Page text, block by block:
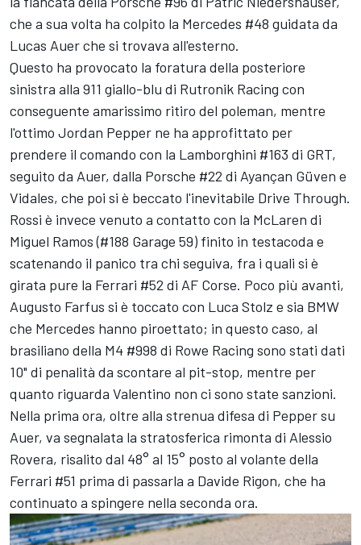
che a sua volta ha colpito la Mercedes #48 guidata da
Lucas Auer che si trovava all'esterno.
Questo ha provocato la foratura della posteriore
sinistra alla 911 giallo-blu di Rutronik Racing con
conseguente amarissimo ritiro del poleman, mentre
l'ottimo Jordan Pepper ne ha approfittato per
prendere il comando con la Lamborghini #163 di GRT,
seguito da Auer, dalla Porsche #22 di Ayançan Güven e
Vidales, che poi si è beccato l'inevitabile Drive Through.
Rossi è invece venuto a contatto con la McLaren di
Miguel Ramos (#188 Garage 59) finito in testacoda e
scatenando il panico tra chi seguiva, fra i quali si è
girata pure la Ferrari #52 di AF Corse. Poco più avanti,
Augusto Farfus si è toccato con Luca Stolz e sia BMW
che Mercedes hanno piroettato; in questo caso, al
brasiliano della M4 #998 di Rowe Racing sono stati dati
10" di penalità da scontare al pit-stop, mentre per
quanto riguarda Valentino non ci sono state sanzioni.
Nella prima ora, oltre alla strenua difesa di Pepper su
Auer, va segnalata la stratosferica rimonta di Alessio
Rovera, risalito dal 48° al 15° posto al volante della
Ferrari #51 prima di passarla a Davide Rigon, che ha
continuato a spingere nella seconda ora.